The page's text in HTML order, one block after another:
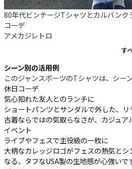
80年代ビンテージTシャツとカルバンク
コーデ
アメカジレトロ
す
シーン別の活用例
このジャンスポーツのTシャツは、シー
休日コーデ
気心知れた友人とのランチに
ショートパンツとサンダルで外した、リ
古着ならではの気取らなさが、カジュア
イベント
ライブやフェスで主役級の一枚に
大柄なカレッジロゴがフェスの熱気と
なる、タフなUSA製の生地感が心強いで